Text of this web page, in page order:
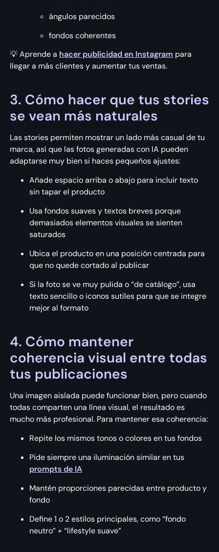
ángulos parecidos
fondos coherentes
💡 Aprende a hacer publicidad en Instagram para
llegar a más clientes y aumentar tus ventas.
3. Cómo hacer que tus stories
se vean más naturales
Las stories permiten mostrar un lado más casual de tu
marca, así que las fotos generadas con IA pueden
adaptarse muy bien si haces pequeños ajustes:
Añade espacio arriba o abajo para incluir texto
sin tapar el producto
Usa fondos suaves y textos breves porque
demasiados elementos visuales se sienten
saturados
Ubica el producto en una posición centrada para
que no quede cortado al publicar
Si la foto se ve muy pulida o “de catálogo”, usa
texto sencillo o iconos sutiles para que se integre
mejor al formato
4. Cómo mantener
coherencia visual entre todas
tus publicaciones
Una imagen aislada puede funcionar bien, pero cuando
todas comparten una línea visual, el resultado es
mucho más profesional. Para mantener esa coherencia:
Repite los mismos tonos o colores en tus fondos
Pide siempre una iluminación similar en tus
prompts de IA
Mantén proporciones parecidas entre producto y
fondo
Define 1 o 2 estilos principales, como “fondo
neutro” + “lifestyle suave”